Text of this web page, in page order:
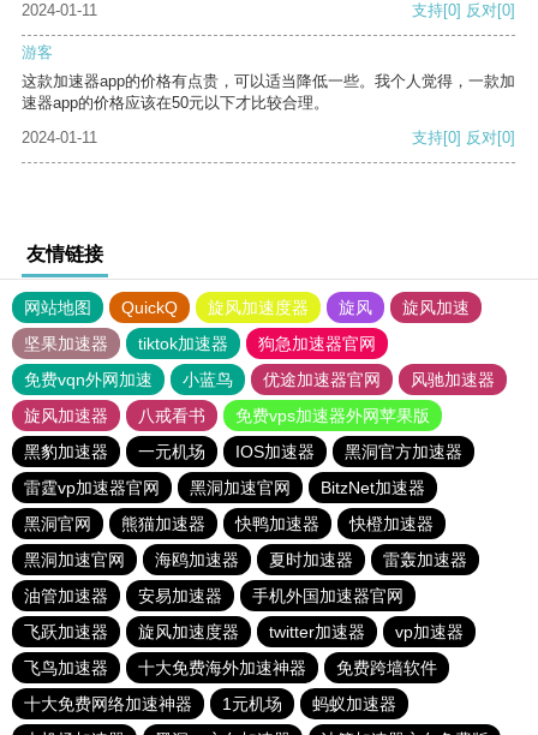
2024-01-11
支持[0] 反对[0]
游客
这款加速器app的价格有点贵，可以适当降低一些。我个人觉得，一款加
速器app的价格应该在50元以下才比较合理。
2024-01-11
支持[0] 反对[0]
友情链接
网站地图 QuickQ 旋风加速度器 旋风
旋风加速
坚果加速器
tiktok加速器
狗急加速器官网
免费vqn外网加速
小蓝鸟 优途加速器官网
风驰加速器
旋风加速器
八戒看书
免费vps加速器外网苹果版
黑豹加速器
一元机场 IOS加速器
黑洞官方加速器
雷霆vp加速器官网
黑洞加速官网
BitzNet加速器
黑洞官网
熊猫加速器 快鸭加速器
快橙加速器
黑洞加速官网
海鸥加速器 夏时加速器
雷轰加速器
油管加速器
安易加速器
手机外国加速器官网
飞跃加速器
旋风加速度器 twitter加速器
vp加速器
飞鸟加速器
十大免费海外加速神器
免费跨墙软件
十大免费网络加速神器
1元机场
蚂蚁加速器